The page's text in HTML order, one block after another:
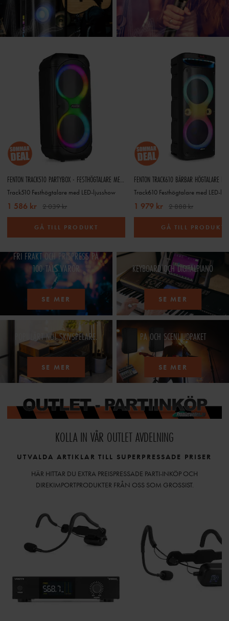
FENTON TRACK510 PARTYBOX - FESTHÖGTALARE MED LED OCH 2X 8 TUMS BASHÖGTALARE - INKLUSIVE 2 MIKROFONER
Track510 Festhögtalare med LED-ljusshow
1 586 kr 2 039 kr
GÅ TILL PRODUKT
Track610 Festhögtalare med LED-
1 979 kr 2 888 kr
GÅ TILL PRODUKT
FRI FRAKT OCH PRISPRESS PÅ
100-TALS VAROR
SE MER
KEYBOARD OCH DIGITALPIANO
SE MER
POPULÄRT NU! SKIVSPELARE.
SE MER
PA OCH SCENLJUDPAKET
SE MER
KOLLA IN VÅR OUTLET AVDELNING
UTVALDA ARTIKLAR TILL SUPERPRESSADE PRISER
HÄR HITTAR DU EXTRA PREISPRESSADE PARTI-INKÖP OCH
DIREKIMPORTPRODUKTER FRÅN OSS SOM GROSSIST.